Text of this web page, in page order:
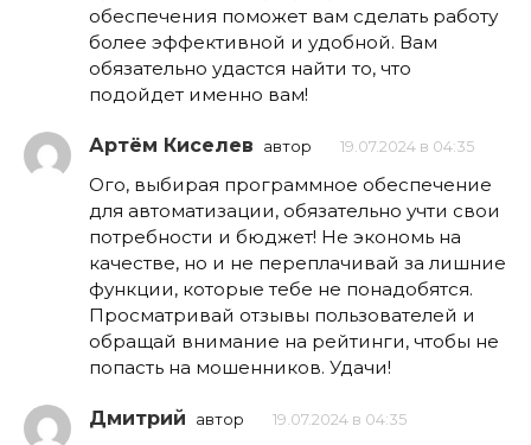
обеспечения поможет вам сделать работу
более эффективной и удобной. Вам
обязательно удастся найти то, что
подойдет именно вам!
Артём Киселев автор 19.07.2024 в 04:35
Ого, выбирая программное обеспечение
для автоматизации, обязательно учти свои
потребности и бюджет! Не экономь на
качестве, но и не переплачивай за лишние
функции, которые тебе не понадобятся.
Просматривай отзывы пользователей и
обращай внимание на рейтинги, чтобы не
попасть на мошенников. Удачи!
Дмитрий автор 19.07.2024 в 04:35